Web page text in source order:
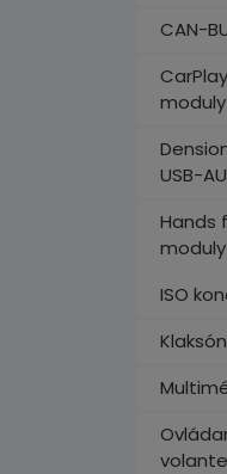
CAN-
USB-
Hands
moduly
ISO
volante